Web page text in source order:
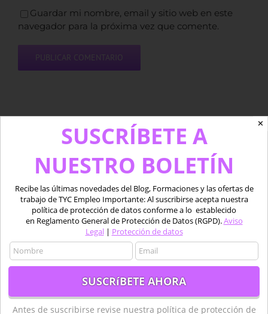
Guardar mi nombre, email y sitio web en este
navegador para la próxima vez que comente.
SUSCRÍBETE A NUESTRO
BOLETÍN
Recibe las últimas
novedades del Blog,
Formaciones y las
ofertas de trabajo
de TYC Empleo
Importante: Al suscribirse acepta nuestra
✕
SUSCRÍBETE A
NUESTRO BOLETÍN
Recibe las últimas novedades del Blog, Formaciones y las ofertas de
trabajo de TYC Empleo Importante: Al suscribirse acepta nuestra
política de protección de datos conforme a lo establecido
en Reglamento General de Protección de Datos (RGPD).Aviso
Legal| Protección de datos
Antes de suscribirse revise nuestra política de protección de